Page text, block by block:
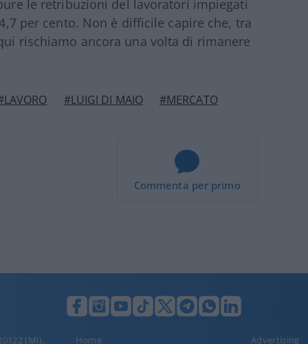
le retribuzioni del lavoratori impiegati
per cento. Non è difficile capire che, tra
rischiamo ancora una volta di rimanere
#LUIGI DI MAIO
#MERCATO
Commenta per primo
(MI), Home Advertising